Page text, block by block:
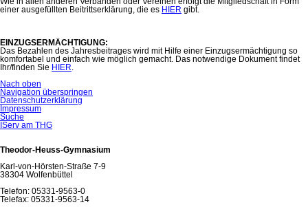
einer ausgefüllten Beitrittserklärung, die es HIER gibt.
EINZUGSERMÄCHTIGUNG:
Das Bezahlen des Jahresbeitrages wird mit Hilfe einer Einzugsermächtigung so
komfortabel und einfach wie möglich gemacht. Das notwendige Dokument findet
Ihr/finden Sie HIER.
Nach oben
Navigation überspringen
Datenschutzerklärung
Impressum
Suche
IServ am THG
Theodor-Heuss-Gymnasium
Karl-von-Hörsten-Straße 7-9
38304 Wolfenbüttel
Telefon: 05331-9563-0
Telefax: 05331-9563-14